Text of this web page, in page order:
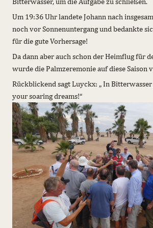
Um 19:36 Uhr landete Johann nach
noch vor Sonnenuntergang und bedankte
für die gute Vorhersage!
Da dann aber auch schon der Heimflug für
wurde die Palmzeremonie auf diese Saison
Rückblickend sagt Luyckx: „ In
your soaring dreams!“